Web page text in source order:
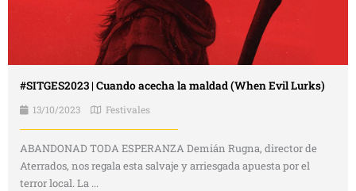
#SITGES2023 | Cuando acecha la maldad (When Evil Lurks)
13/10/2023 Festivales
ABANDONAD TODA ESPERANZA Demián Rugna, director de
Aterrados, nos regala esta salvaje y arriesgada apuesta por el
terror local. La ...